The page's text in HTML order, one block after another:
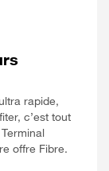
rapide,
c’est tout
offre Fibre.